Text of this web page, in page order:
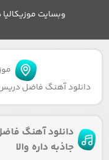
وبسایت
دانلود آهنگ فاضل دریس
دانلود آهنگ
جاذبه داره والا